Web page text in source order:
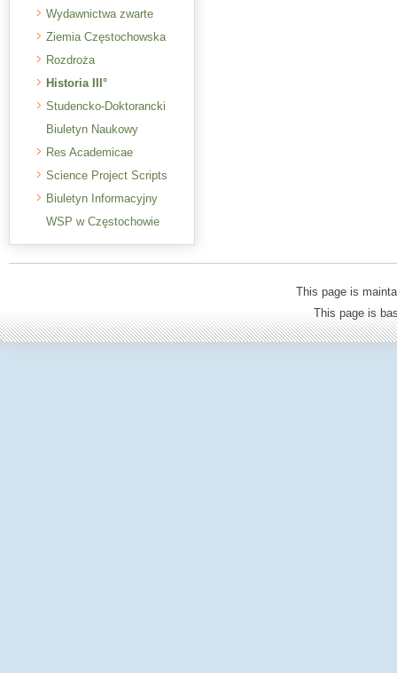
Wydawnictwa zwarte
Ziemia Częstochowska
Rozdroża
Historia III°
Studencko-Doktorancki
Biuletyn Naukowy
Res Academicae
Science Project Scripts
Biuletyn Informacyjny
WSP w Częstochowie
This page is
This page is